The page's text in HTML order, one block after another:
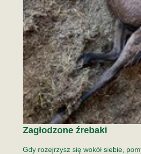
Zagłodzone źrebaki
Gdy rozejrzysz się wokół siebie,